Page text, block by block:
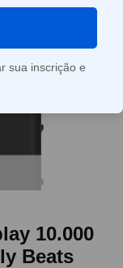
10.000
Beats
sua inscrição e